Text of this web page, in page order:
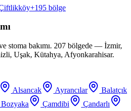
+195 bölge
stoma bakımı. 207 bölgede — İzmir,
Uşak, Kütahya, Afyonkarahisar.
Alsancak Ayrancılar
Balatçık
Bozyaka Çamdibi
Çandarlı